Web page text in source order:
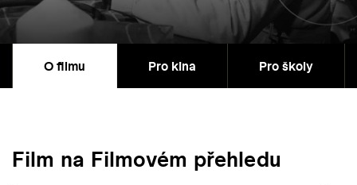
O filmu Pro kina Pro školy
Film na Filmovém přehledu